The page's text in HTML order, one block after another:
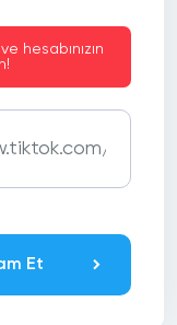
hesabınızın
Et